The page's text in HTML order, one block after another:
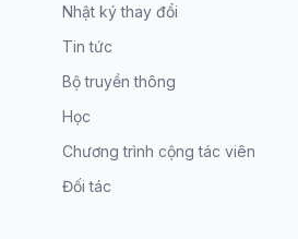
Nhật ký thay đổi
Tin tức
Bộ truyền thông
Học
Chương trình cộng tác viên
Đối tác